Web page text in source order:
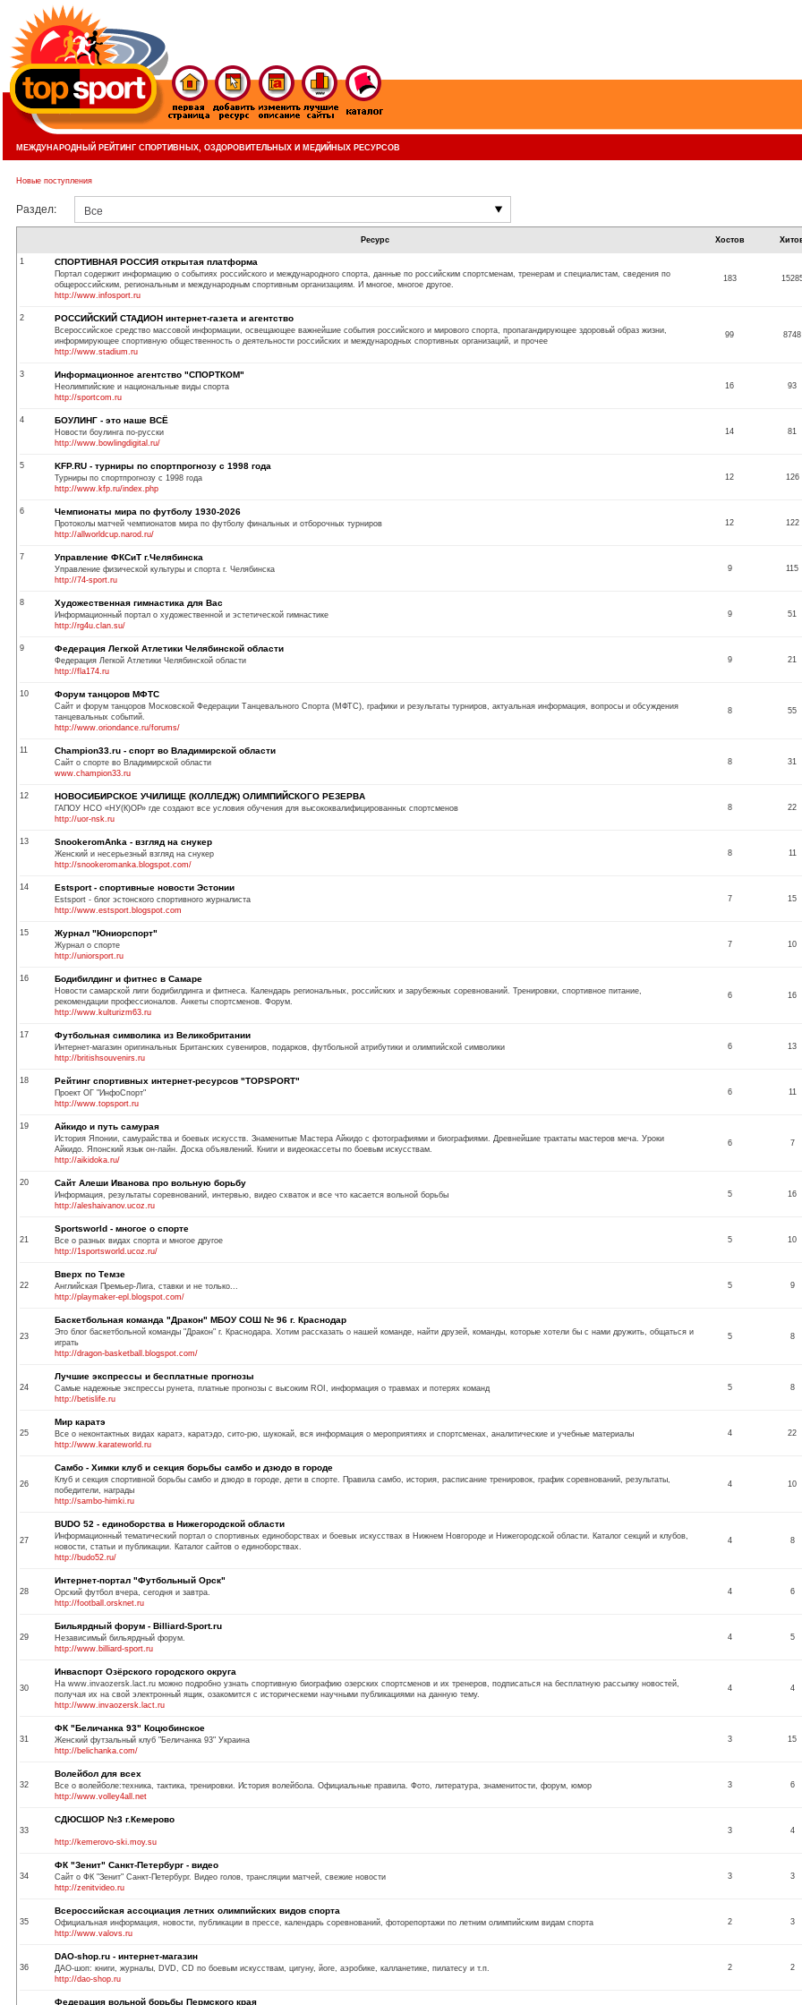
МЕЖДУНАРОДНЫЙ РЕЙТИНГ СПОРТИВНЫХ, ОЗДОРОВИТЕЛЬНЫХ И МЕДИЙНЫХ РЕСУРСОВ
Новые поступления
Раздел: Все
Ресурс Хостов
1 СПОРТИВНАЯ РОССИЯ открытая платформа
Портал содержит информацию о событиях российского и международного спорта, данные по российским спортсменам, тренерам и специалистам, сведения по
общероссийским, региональным и международным спортивным организациям. И многое, многое другое.
http://www.infosport.ru
183
2 РОССИЙСКИЙ СТАДИОН интернет-газета и агентство
Всероссийское средство массовой информации, освещающее важнейшие события российского и мирового спорта, пропагандирующее здоровый образ жизни,
информирующее спортивную общественность о деятельности российских и международных спортивных организаций, и прочее
http://www.stadium.ru
99 8748
3 Информационное агентство "СПОРТКОМ"
Неолимпийские и национальные виды спорта
http://sportcom.ru
16 93
4 БОУЛИНГ - это наше ВСЁ
Новости боулинга по-русски
http://www.bowlingdigital.ru/
14 81
5 KFP.RU - турниры по спортпрогнозу с 1998 года
Турниры по спортпрогнозу с 1998 года
http://www.kfp.ru/index.php
12 126
6 Чемпионаты мира по футболу 1930-2026
Протоколы матчей чемпионатов мира по футболу финальных и отборочных турниров
http://allworldcup.narod.ru/
12 122
7 Управление ФКСиТ г.Челябинска
Управление физической культуры и спорта г. Челябинска
http://74-sport.ru
9 115
8 Художественная гимнастика для Вас
Информационный портал о художественной и эстетической гимнастике
http://rg4u.clan.su/
9 51
9 Федерация Легкой Атлетики Челябинской области
Федерация Легкой Атлетики Челябинской области
http://fla174.ru
9 21
10 Форум танцоров МФТС
Сайт и форум танцоров Московской Федерации Танцевального Спорта (МФТС), графики и результаты турниров, актуальная информация, вопросы и обсуждения
танцевальных событий.
http://www.oriondance.ru/forums/
8 55
11 Champion33.ru - спорт во Владимирской области
Сайт о спорте во Владимирской области
www.champion33.ru
8 31
12 НОВОСИБИРСКОЕ УЧИЛИЩЕ (КОЛЛЕДЖ) ОЛИМПИЙСКОГО РЕЗЕРВА
ГАПОУ НСО «НУ(К)ОР» где создают все условия обучения для высококвалифицированных спортсменов
http://uor-nsk.ru
8 22
13 SnookeromAnka - взгляд на снукер
Женский и несерьезный взгляд на снукер
http://snookeromanka.blogspot.com/
8 11
14 Estsport - спортивные новости Эстонии
Estsport - блог эстонского спортивного журналиста
http://www.estsport.blogspot.com
7 15
15 Журнал "Юниорспорт"
Журнал о спорте
http://uniorsport.ru
7 10
16 Бодибилдинг и фитнес в Самаре
Новости самарской лиги бодибилдинга и фитнеса. Календарь региональных, российских и зарубежных соревнований. Тренировки, спортивное питание,
рекомендации профессионалов. Анкеты спортсменов. Форум.
http://www.kulturizm63.ru
6 16
17 Футбольная символика из Великобритании
Интернет-магазин оригинальных Британских сувениров, подарков, футбольной атрибутики и олимпийской символики
http://britishsouvenirs.ru
6 13
18 Рейтинг спортивных интернет-ресурсов "TOPSPORT"
Проект ОГ "ИнфоСпорт"
http://www.topsport.ru
6 11
19 Айкидо и путь самурая
История Японии, самурайства и боевых искусств. Знаменитые Мастера Айкидо с фотографиями и биографиями. Древнейшие трактаты мастеров меча. Уроки
Айкидо. Японский язык он-лайн. Доска объявлений. Книги и видеокассеты по боевым искусствам.
http://aikidoka.ru/
6 7
20 Сайт Алеши Иванова про вольную борьбу
Информация, результаты соревнований, интервью, видео схваток и все что касается вольной борьбы
http://aleshaivanov.ucoz.ru
5 16
21
Sportsworld - многое о спорте
Все о разных видах спорта и многое другое
http://1sportsworld.ucoz.ru/
5 10
22
Вверх по Темзе
Английская Премьер-Лига, ставки и не только...
http://playmaker-epl.blogspot.com/
5 9
23
Баскетбольная команда "Дракон" МБОУ СОШ № 96 г. Краснодар
Это блог баскетбольной команды "Дракон" г. Краснодара. Хотим рассказать о нашей команде, найти друзей, команды, которые хотели бы с нами дружить, общаться и
играть
http://dragon-basketball.blogspot.com/
5 8
24
Лучшие экспрессы и бесплатные прогнозы
Самые надежные экспрессы рунета, платные прогнозы с высоким ROI, информация о травмах и потерях команд
http://betislife.ru
5 8
25
Мир каратэ
Все о неконтактных видах каратэ, каратэдо, cито-рю, шукокай, вся информация о мероприятиях и спортсменах, аналитические и учебные материалы
http://www.karateworld.ru
4 22
26
Самбо - Химки клуб и секция борьбы самбо и дзюдо в городе
Клуб и секция спортивной борьбы самбо и дзюдо в городе, дети в спорте. Правила самбо, история, расписание тренировок, график соревнований, результаты,
победители, награды
http://sambo-himki.ru
4 10
27
BUDO 52 - единоборства в Нижегородской области
Информационный тематический портал о спортивных единоборствах и боевых искусствах в Нижнем Новгороде и Нижегородской области. Каталог секций и клубов,
новости, статьи и публикации. Каталог сайтов о единоборствах.
http://budo52.ru/
4 8
28
Интернет-портал "Футбольный Орск"
Орский футбол вчера, сегодня и завтра.
http://football.orsknet.ru
4 6
29
Бильярдный форум - Billiard-Sport.ru
Независимый бильярдный форум.
http://www.billiard-sport.ru
4 5
30
Инваспорт Озёрского городского округа
На www.invaozersk.lact.ru можно подробно узнать спортивную биографию озерских спортсменов и их тренеров, подписаться на бесплатную рассылку новостей,
получая их на свой электронный ящик, озакомится с историческеми научными публикациями на данную тему.
http://www.invaozersk.lact.ru
4 4
31
ФК "Беличанка 93" Коцюбинское
Женский футзальный клуб "Беличанка 93" Украина
http://belichanka.com/
3 15
32
Волейбол для всех
Все о волейболе:техника, тактика, тренировки. История волейбола. Официальные правила. Фото, литература, знаменитости, форум, юмор
http://www.volley4all.net
3 6
33
СДЮСШОР №3 г.Кемерово
http://kemerovo-ski.moy.su
3 4
34
ФК "Зенит" Санкт-Петербург - видео
Сайт о ФК "Зенит" Санкт-Петербург. Видео голов, трансляции матчей, свежие новости
http://zenitvideo.ru
3 3
35
Всероссийская ассоциация летних олимпийских видов спорта
Официальная информация, новости, публикации в прессе, календарь соревнований, фоторепортажи по летним олимпийским видам спорта
http://www.valovs.ru
2 3
36
DAO-shop.ru - интернет-магазин
ДАО-шоп: книги, журналы, DVD, CD по боевым искусствам, цигуну, йоге, аэробике, калланетике, пилатесу и т.п.
http://dao-shop.ru
2 2
Федерация вольной борьбы Пермского края